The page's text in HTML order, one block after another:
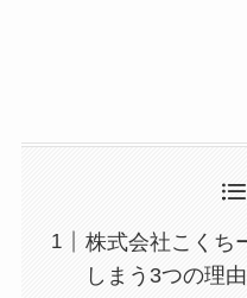
株式会社こくち
しまう3つの理由